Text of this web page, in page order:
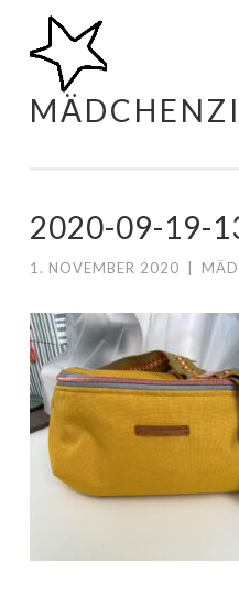
Zum
Inhalt
springen
2020-09-19-
1. NOVEMBER 2020